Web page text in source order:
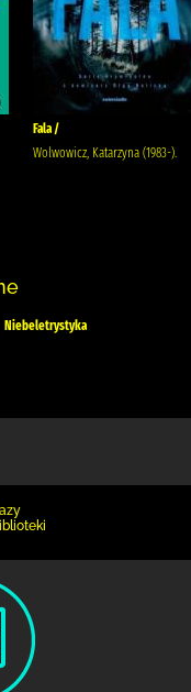
Fala /
Wolwowicz, Katarzyna (1983-).
Niebeletrystyka